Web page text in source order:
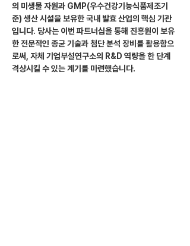
의 미생물 자원과 GMP(우수건강기능식품제조기
준) 생산 시설을 보유한 국내 발효 산업의 핵심 기관
입니다. 당사는 이번 파트너십을 통해 진흥원이 보유
한 전문적인 종균 기술과 첨단 분석 장비를 활용함으
로써, 자체 기업부설연구소의 R&D 역량을 한 단계
격상시킬 수 있는 계기를 마련했습니다.